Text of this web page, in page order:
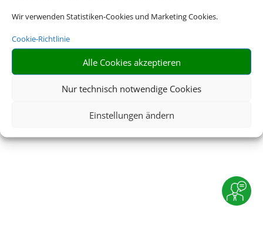
Wir verwenden Statistiken-Cookies und Marketing Cookies.
Cookie-Richtlinie
Alle Cookies akzeptieren
Nur technisch notwendige Cookies
Einstellungen ändern